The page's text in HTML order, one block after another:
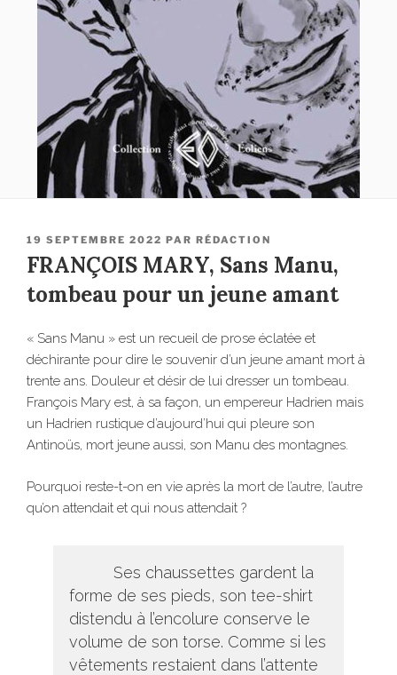
PUBLIÉ
LE
19 SEPTEMBRE 2022 PAR RÉDACTION
FRANÇOIS MARY, Sans Manu,
tombeau pour un jeune amant
« Sans Manu » est un recueil de prose éclatée et
déchirante pour dire le souvenir d’un jeune amant mort à
trente ans. Douleur et désir de lui dresser un tombeau.
François Mary est, à sa façon, un empereur Hadrien mais
un Hadrien rustique d’aujourd’hui qui pleure son
Antinoüs, mort jeune aussi, son Manu des montagnes.
Pourquoi reste-t-on en vie après la mort de l’autre, l’autre
qu’on attendait et qui nous attendait ?
Ses chaussettes gardent la
forme de ses pieds, son tee-shirt
distendu à l’encolure conserve le
volume de son torse. Comme si les
vêtements restaient dans l’attente